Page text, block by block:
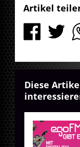
Artikel
Diese